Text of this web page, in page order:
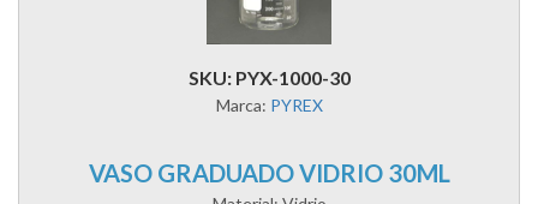
SKU: PYX-1000-30
Marca: PYREX
VASO GRADUADO VIDRIO 30ML